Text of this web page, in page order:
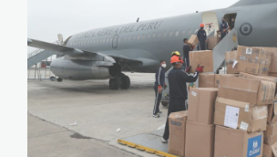
Entrega de